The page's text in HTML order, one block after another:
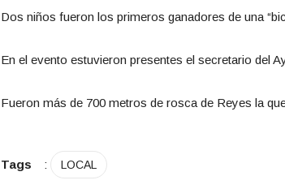
Dos niños fueron los primeros ganadores de una
En el evento estuvieron presentes el secretario del
Fueron más de 700 metros de rosca de Reyes la
Tags : LOCAL